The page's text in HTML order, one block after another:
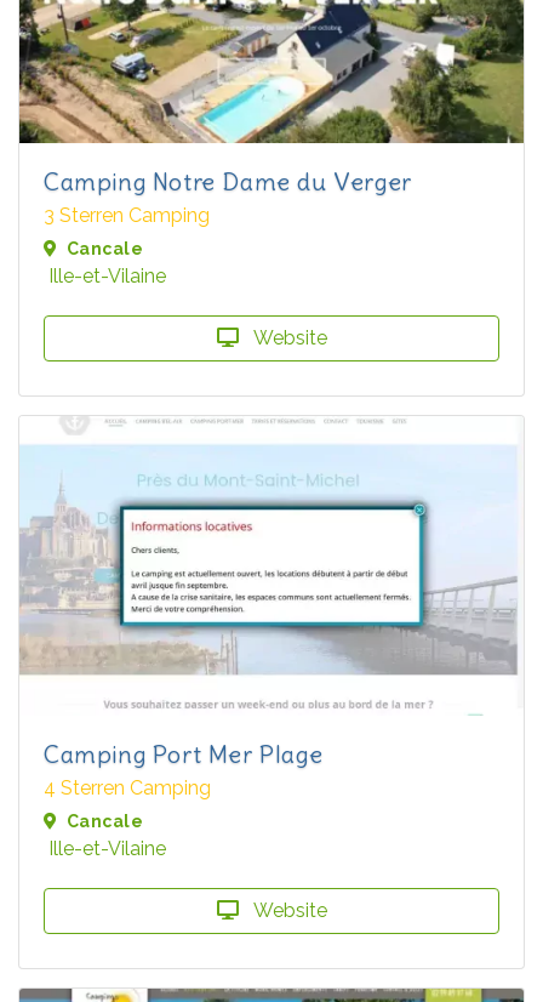
Camping Notre Dame du Verger
3 Sterren Camping
Cancale
Ille-et-Vilaine
Website
Camping Port Mer Plage
4 Sterren Camping
Cancale
Ille-et-Vilaine
Website